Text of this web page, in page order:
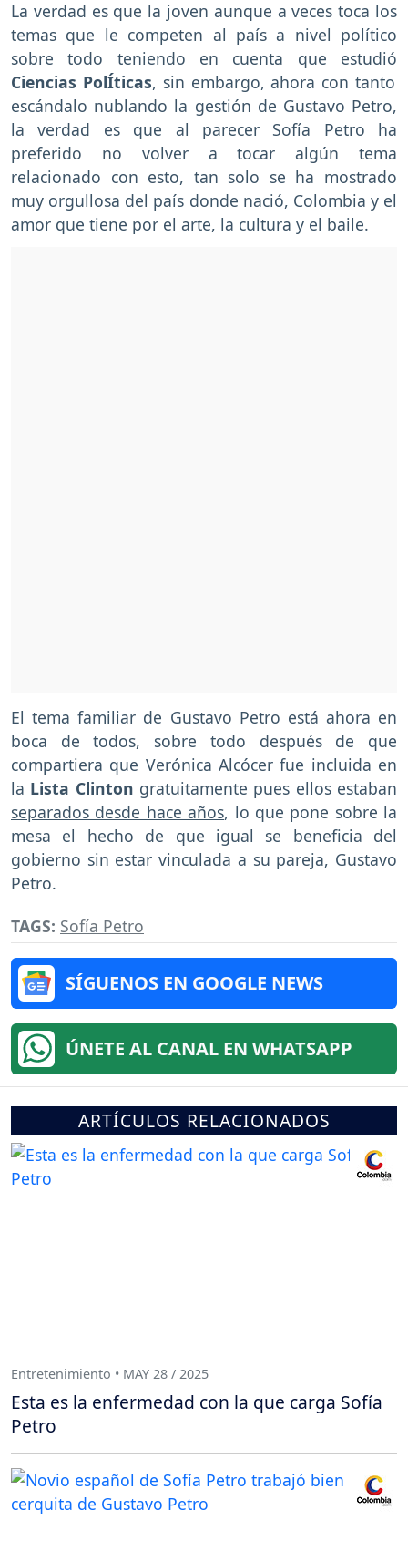
La verdad es que la joven aunque a veces toca los
temas que le competen al país a nivel político
sobre todo teniendo en cuenta que estudió
Ciencias PolÍticas, sin embargo, ahora con tanto
escándalo nublando la gestión de Gustavo Petro,
la verdad es que al parecer Sofía Petro ha
preferido no volver a tocar algún tema
relacionado con esto, tan solo se ha mostrado
muy orgullosa del país donde nació, Colombia y el
amor que tiene por el arte, la cultura y el baile.
El tema familiar de Gustavo Petro está ahora en
boca de todos, sobre todo después de que
compartiera que Verónica Alcócer fue incluida en
la Lista Clinton gratuitamente pues ellos estaban
separados desde hace años, lo que pone sobre la
mesa el hecho de que igual se beneficia del
gobierno sin estar vinculada a su pareja, Gustavo
Petro.
TAGS: Sofía Petro
SÍGUENOS EN GOOGLE NEWS
ÚNETE AL CANAL EN WHATSAPP
ARTÍCULOS RELACIONADOS
Entretenimiento • MAY 28 / 2025
Esta es la enfermedad con la que carga Sofía
Petro